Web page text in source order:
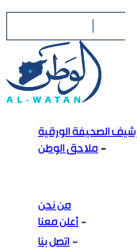
الصحيفة الورقية
ملاحق الوطن
من نحن
أعلن معنا
اتصل بنا